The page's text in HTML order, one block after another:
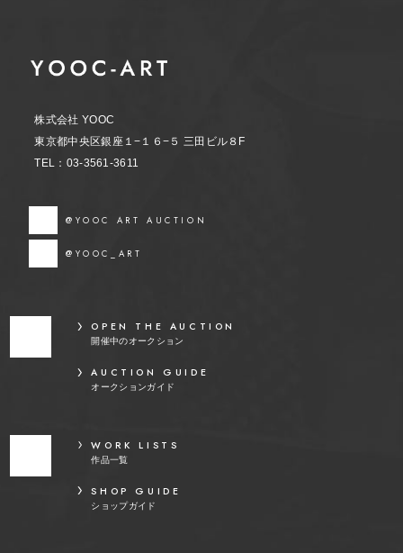
株式会社 YOOC
東京都中央区銀座１−１６−５ 三田ビル８F
TEL：03-3561-3611
@YOOC ART AUCTION
@YOOC_ART
OPEN THE AUCTION
開催中のオークション
AUCTION GUIDE
オークションガイド
WORK LISTS
作品一覧
SHOP GUIDE
ショップガイド